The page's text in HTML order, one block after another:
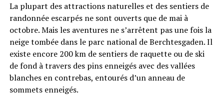
La plupart des attractions naturelles et des sentiers de
randonnée escarpés ne sont ouverts que de mai à
octobre. Mais les aventures ne s’arrêtent pas une fois la
neige tombée dans le parc national de Berchtesgaden. Il
existe encore 200 km de sentiers de raquette ou de ski
de fond à travers des pins enneigés avec des vallées
blanches en contrebas, entourés d’un anneau de
sommets enneigés.